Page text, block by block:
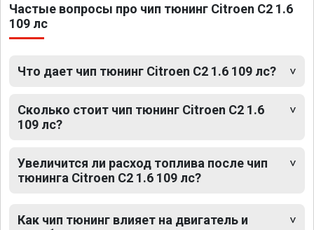
Частые вопросы про чип тюнинг Citroen C2 1.6
109 лс
Что дает чип тюнинг Citroen C2 1.6 109 лс?
Сколько стоит чип тюнинг Citroen C2 1.6
109 лс?
Увеличится ли расход топлива после чип
тюнинга Citroen C2 1.6 109 лс?
Как чип тюнинг влияет на двигатель и